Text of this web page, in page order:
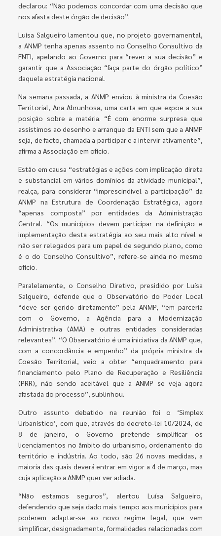
declarou: “Não podemos concordar com uma decisão que
nos afasta deste órgão de decisão”.
Luísa Salgueiro lamentou que, no projeto governamental,
a ANMP tenha apenas assento no Conselho Consultivo da
ENTI, apelando ao Governo para “rever a sua decisão” e
garantir que a Associação “faça parte do órgão político”
daquela estratégia nacional.
Na semana passada, a ANMP enviou à ministra da Coesão
Territorial, Ana Abrunhosa, uma carta em que expõe a sua
posição sobre a matéria. “É com enorme surpresa que
assistimos ao desenho e arranque da ENTI sem que a ANMP
seja, de facto, chamada a participar e a intervir ativamente”,
afirma a Associação em ofício.
Estão em causa “estratégias e ações com implicação direta
e substancial em vários domínios da atividade municipal”,
realça, para considerar “imprescindível a participação” da
ANMP na Estrutura de Coordenação Estratégica, agora
“apenas composta” por entidades da Administração
Central. “Os municípios devem participar na definição e
implementação desta estratégia ao seu mais alto nível e
não ser relegados para um papel de segundo plano, como
é o do Conselho Consultivo”, refere-se ainda no mesmo
ofício.
Paralelamente, o Conselho Diretivo, presidido por Luísa
Salgueiro, defende que o Observatório do Poder Local
“deve ser gerido diretamente” pela ANMP, “em parceria
com o Governo, a Agência para a Modernização
Administrativa (AMA) e outras entidades consideradas
relevantes”. “O Observatório é uma iniciativa da ANMP que,
com a concordância e empenho” da própria ministra da
Coesão Territorial, veio a obter “enquadramento para
financiamento pelo Plano de Recuperação e Resiliência
(PRR), não sendo aceitável que a ANMP se veja agora
afastada do processo”, sublinhou.
Outro assunto debatido na reunião foi o ‘Simplex
Urbanístico’, com que, através do decreto-lei 10/2024, de
8 de janeiro, o Governo pretende simplificar os
licenciamentos no âmbito do urbanismo, ordenamento do
território e indústria. Ao todo, são 26 novas medidas, a
maioria das quais deverá entrar em vigor a 4 de março, mas
cuja aplicação a ANMP quer ver adiada.
“Não estamos seguros”, alertou Luísa Salgueiro,
defendendo que seja dado mais tempo aos municípios para
poderem adaptar-se ao novo regime legal, que vem
simplificar, designadamente, formalidades relacionadas com